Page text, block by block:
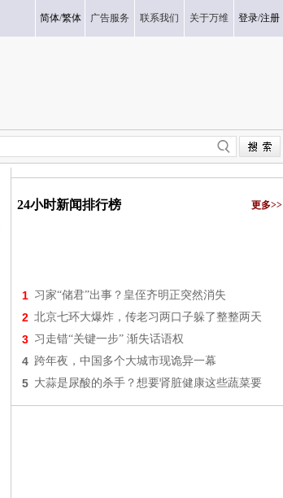
简体/繁体 广告服务 联系我们 关于万维 登录/注册
24小时新闻排行榜 更多>>
1 习家“储君”出事？皇侄齐明正突然消失
2 北京七环大爆炸，传老习两口子躲了整整两天
3 习走错“关键一步” 渐失话语权
4 跨年夜，中国多个大城市现诡异一幕
5 大蒜是尿酸的杀手？想要肾脏健康这些蔬菜要